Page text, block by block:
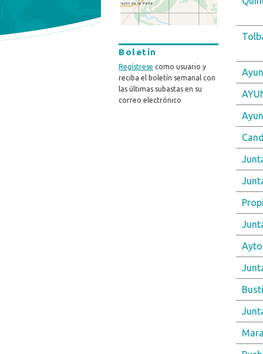
Boletín
Regístrese como usuario y
reciba el boletín semanal con
las últimas subastas en su
correo electrónico